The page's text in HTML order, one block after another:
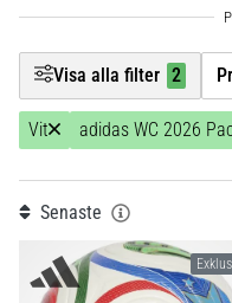
tröjor
och
skor
från
adidas
och
en
Visa alla filter 2
Teamsales
Typ av boll
Kollektion 1
Vit adidas WC 2026
Senaste